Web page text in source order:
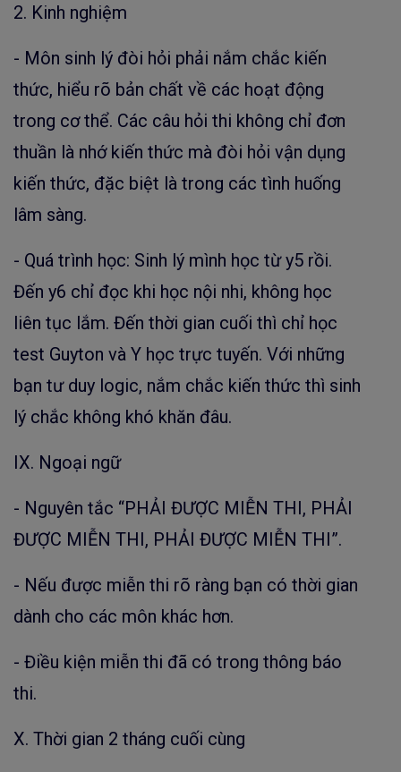
2. Kinh nghiệm
- Môn sinh lý đòi hỏi phải nắm chắc kiến
thức, hiểu rõ bản chất về các hoạt động
trong cơ thể. Các câu hỏi thi không chỉ đơn
thuần là nhớ kiến thức mà đòi hỏi vận dụng
kiến thức, đặc biệt là trong các tình huống
lâm sàng.
- Quá trình học: Sinh lý mình học từ y5 rồi.
Đến y6 chỉ đọc khi học nội nhi, không học
liên tục lắm. Đến thời gian cuối thì chỉ học
test Guyton và Y học trực tuyến. Với những
bạn tư duy logic, nắm chắc kiến thức thì sinh
lý chắc không khó khăn đâu.
IX. Ngoại ngữ
- Nguyên tắc “PHẢI ĐƯỢC MIỄN THI, PHẢI
ĐƯỢC MIỄN THI, PHẢI ĐƯỢC MIỄN THI”.
- Nếu được miễn thi rõ ràng bạn có thời gian
dành cho các môn khác hơn.
- Điều kiện miễn thi đã có trong thông báo
thi.
X. Thời gian 2 tháng cuối cùng